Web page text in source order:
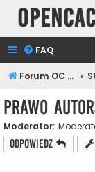
FAQ
Forum OC PL
Prawo
Moderator:
ODPOWIEDZ